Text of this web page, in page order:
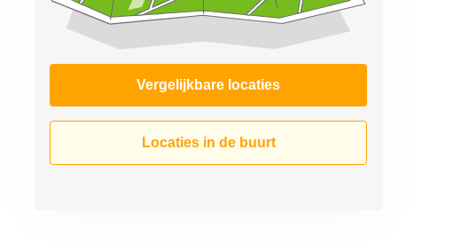
Vergelijkbare locaties
Locaties in de buurt